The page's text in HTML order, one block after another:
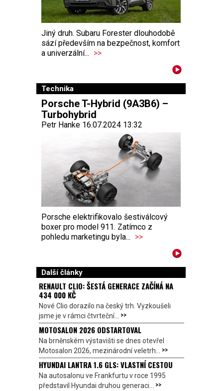
Jiný druh. Subaru Forester dlouhodobě
sází především na bezpečnost, komfort
a univerzální... >>
Technika
Porsche T-Hybrid (9A3B6) –
Turbohybrid
Petr Hanke 16.07.2024 13:32
Porsche elektrifikovalo šestiválcový
boxer pro model 911. Zatímco z
pohledu marketingu byla... >>
Další články
RENAULT CLIO: ŠESTÁ GENERACE ZAČÍNÁ NA
434 000 KČ
Nové Clio dorazilo na český trh. Vyzkoušeli
jsme je v rámci čtvrteční... >>
MOTOSALON 2026 ODSTARTOVAL
Na brněnském výstavišti se dnes otevřel
Motosalon 2026, mezinárodní veletrh... >>
HYUNDAI LANTRA 1.6 GLS: VLASTNÍ CESTOU
Na autosalonu ve Frankfurtu v roce 1995
představil Hyundai druhou generaci... >>